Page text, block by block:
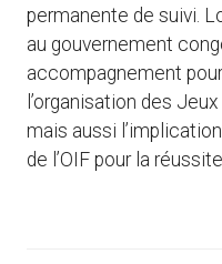
permanente de suivi.
au gouvernement
accompagnement
l’organisation des
mais aussi
de l’OIF pour la